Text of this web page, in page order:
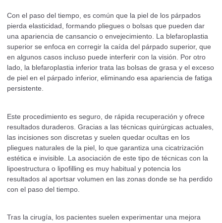
Con el paso del tiempo, es común que la piel de los párpados
pierda elasticidad, formando pliegues o bolsas que pueden dar
una apariencia de cansancio o envejecimiento. La blefaroplastia
superior se enfoca en corregir la caída del párpado superior, que
en algunos casos incluso puede interferir con la visión. Por otro
lado, la blefaroplastia inferior trata las bolsas de grasa y el exceso
de piel en el párpado inferior, eliminando esa apariencia de fatiga
persistente.
Este procedimiento es seguro, de rápida recuperación y ofrece
resultados duraderos. Gracias a las técnicas quirúrgicas actuales,
las incisiones son discretas y suelen quedar ocultas en los
pliegues naturales de la piel, lo que garantiza una cicatrización
estética e invisible. La asociación de este tipo de técnicas con la
lipoestructura o lipofilling es muy habitual y potencia los
resultados al aportsar volumen en las zonas donde se ha perdido
con el paso del tiempo.
Tras la cirugía, los pacientes suelen experimentar una mejora